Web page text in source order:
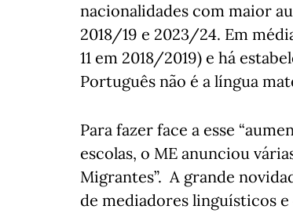
nacionalidades com maior
2018/19 e 2023/24. Em
11 em 2018/2019) e há
Português não é a língua
Para fazer face a esse
escolas, o ME anunciou
Migrantes”. A grande
de mediadores linguísticos